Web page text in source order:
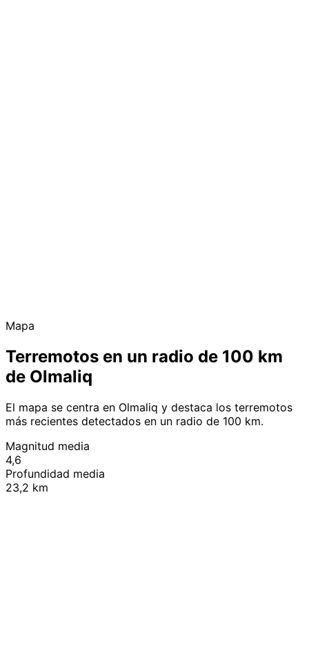
Mapa
Terremotos en un radio de 100 km
de Olmaliq
El mapa se centra en Olmaliq y destaca los terremotos
más recientes detectados en un radio de 100 km.
Magnitud media
4,6
Profundidad media
23,2 km